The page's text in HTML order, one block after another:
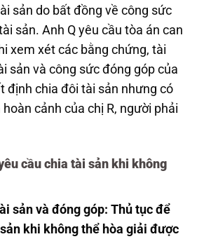
sản do bất đồng về công sức
sản. Anh Q yêu cầu tòa án can
xem xét các bằng chứng, tài
sản và công sức đóng góp của
định chia đôi tài sản nhưng có
cảnh của chị R, người phải
cầu chia tài sản khi không
sản và đóng góp: Thủ tục để
khi không thể hòa giải được